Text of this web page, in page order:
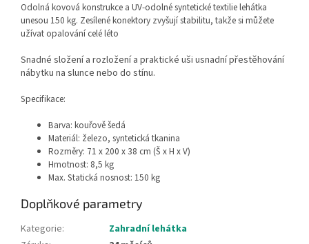
Odolná kovová konstrukce a UV-odolné syntetické textilie lehátka
unesou 150 kg. Zesílené konektory zvyšují stabilitu, takže si můžete
užívat opalování celé léto
Snadné složení a rozložení a praktické uši usnadní přestěhování
nábytku na slunce nebo do stínu.
Specifikace:
Barva: kouřově šedá
Materiál: železo, syntetická tkanina
Rozměry: 71 x 200 x 38 cm (Š x H x V)
Hmotnost: 8,5 kg
Max. Statická nosnost: 150 kg
Doplňkové parametry
Kategorie:
Zahradní lehátka